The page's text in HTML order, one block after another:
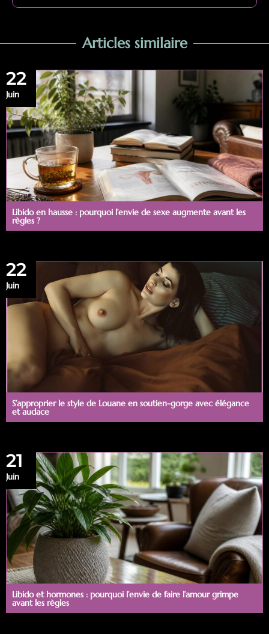
Articles similaire
22
Juin
Libido en hausse : pourquoi l’envie de sexe augmente avant les
règles ?
22
Juin
S’approprier le style de Louane en soutien-gorge avec élégance
et audace
21
Juin
Libido et hormones : pourquoi l’envie de faire l’amour grimpe
avant les règles